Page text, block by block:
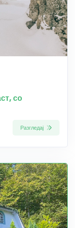
со
Разгледај